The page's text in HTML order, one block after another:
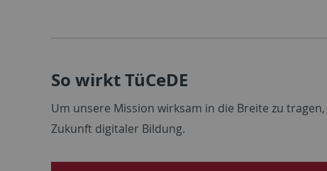
So wirkt TüCeDE
Um unsere Mission wirksam in die Breite zu tragen,
Zukunft digitaler Bildung.